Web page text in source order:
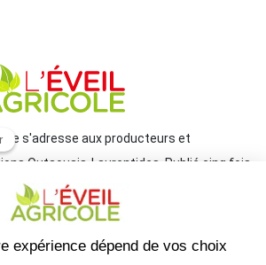
s'adresse aux producteurs et
Outaouais-Laurentides. Publié cinq fois
JCL, il traite de l'actualité et des grands